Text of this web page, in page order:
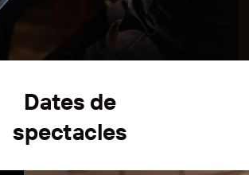
Dates de
spectacles